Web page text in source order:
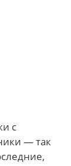
с
— так